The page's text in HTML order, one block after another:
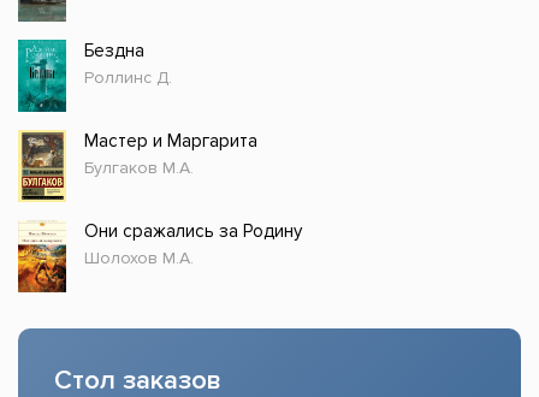
Бездна
Роллинс Д.
Мастер и Маргарита
Булгаков М.А.
Они сражались за Родину
Шолохов М.А.
Стол заказов